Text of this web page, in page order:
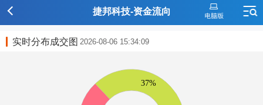
捷邦科技-资金流向
实时分布成交图 2026-08-06 15:34:09